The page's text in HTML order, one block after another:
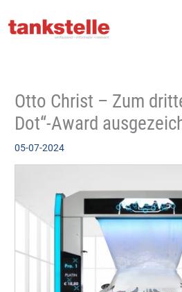
Inhalt
Otto Christ – Zum
Dot“-Award
05-07-2024